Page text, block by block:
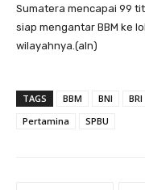
Sumatera mencapai 99
siap mengantar BBM ke
wilayahnya.(aln)
TAGS BBM BNI BRI
Pertamina
SPBU